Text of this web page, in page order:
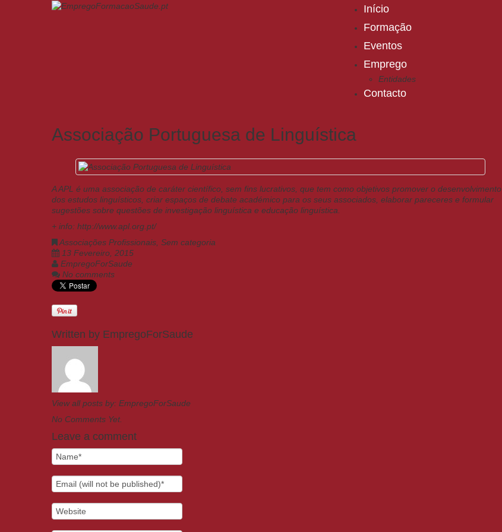
Início
Formação
Eventos
Emprego
Entidades
Contacto
Associação Portuguesa de Linguística
A APL é uma associação de caráter científico, sem fins lucrativos, que tem como objetivos promover o desenvolvimento
dos estudos linguísticos, criar espaços de debate académico para os seus associados, elaborar pareceres e formular
sugestões sobre questões de investigação linguística e educação linguística.
+ info: http://www.apl.org.pt/
Associações Profissionais Sem categoria
13 Fevereiro, 2015
EmpregoForSaude
No comments
Written by EmpregoForSaude
View all posts by: EmpregoForSaude
No Comments Yet.
Leave a comment